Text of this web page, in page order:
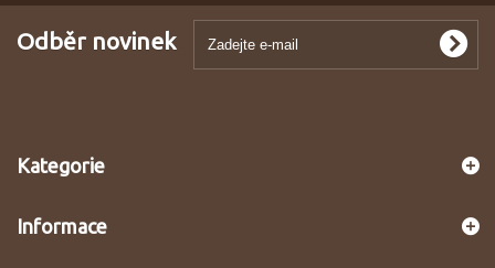
Odběr novinek
Kategorie
Informace